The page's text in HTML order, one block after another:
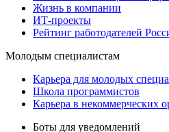
Жизнь в компании
ИТ-проекты
Рейтинг работодателей
Молодым специалистам
Карьера для молодых
Школа программистов
Карьера в некоммерческих
Боты для уведомлений